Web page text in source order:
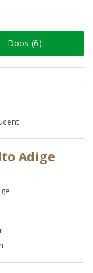
Doos (6)
Adige